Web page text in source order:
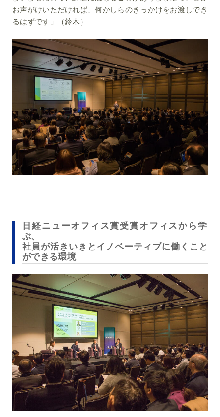
お声がけいただければ、何かしらのきっかけをお渡しでき
るはずです」（鈴木）
日経ニューオフィス賞受賞オフィスから学
ぶ、
社員が活きいきとイノベーティブに働くこと
ができる環境